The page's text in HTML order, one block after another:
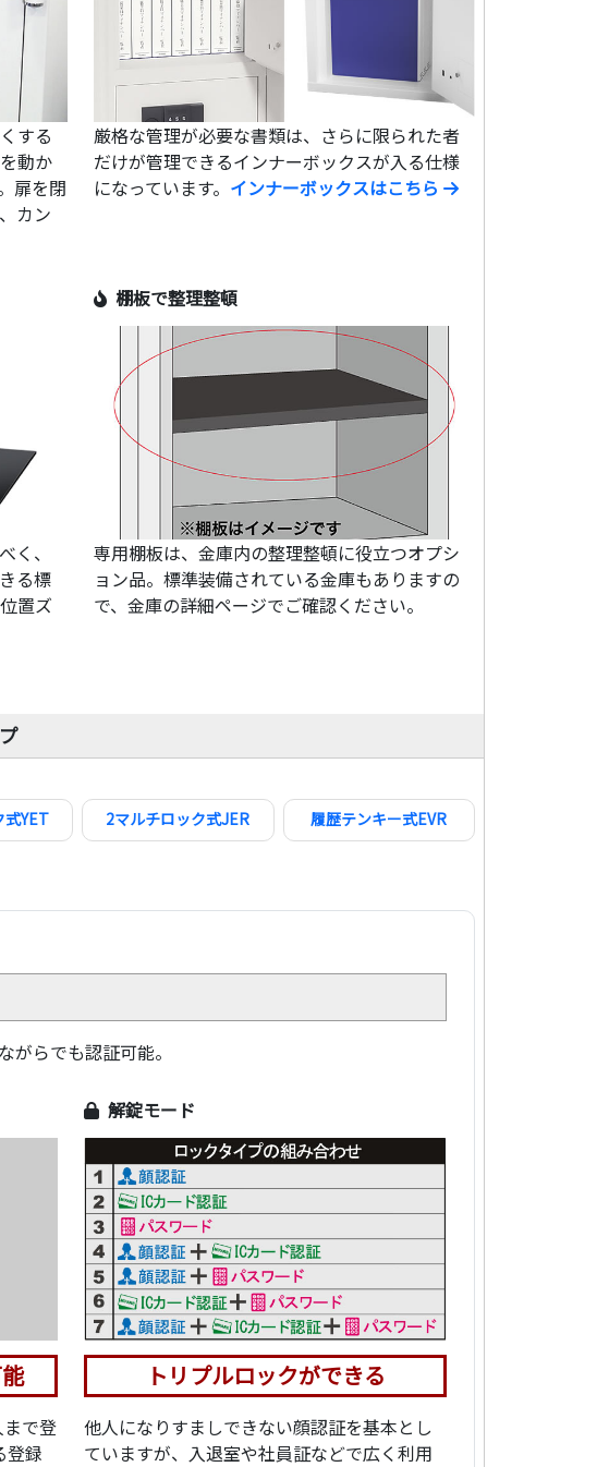
する
動か
扉を閉
カン
厳格な管理が必要な書類は、さらに限られた者
だけが管理できるインナーボックスが入る仕様
になっています。 インナーボックスはこちら
く、
る標
置ズ
棚板で整理整頓
専用棚板は、金庫内の整理整頓に役立つオプシ
ョン品。標準装備されている金庫もありますの
で、金庫の詳細ページでご確認ください。
式YET 2マルチロック式JER 履歴テンキー式EVR
がらでも認証可能。
で登
登録
解錠モード
トリプルロックができる
他人になりすましできない顔認証を基本とし
ていますが、入退室や社員証などで広く利用